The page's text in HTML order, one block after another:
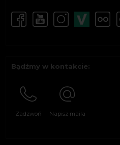
Bądźmy w kontakcie:
Zadzwoń Napisz maila